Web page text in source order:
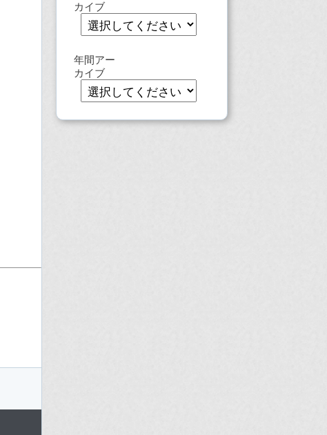
カイブ
年間アー
カイブ